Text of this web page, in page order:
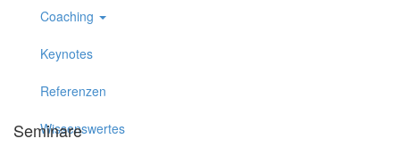
Coaching
Keynotes
Referenzen
Wissenswertes
Seminare